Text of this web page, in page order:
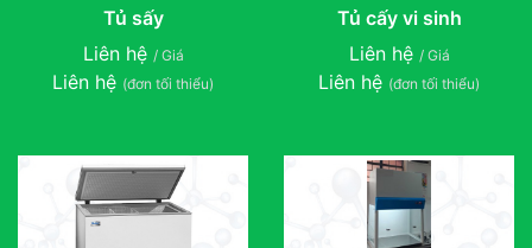
Tủ sấy
Liên hệ / Giá
Liên hệ (đơn tối thiểu)
Tủ cấy vi sinh
Liên hệ / Giá
Liên hệ (đơn tối thiểu)